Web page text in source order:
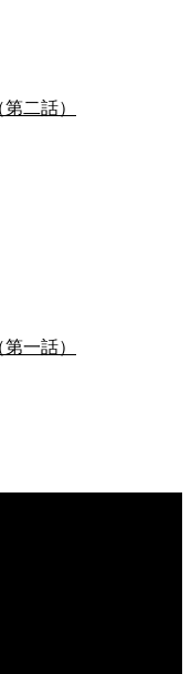
二話）
一話）